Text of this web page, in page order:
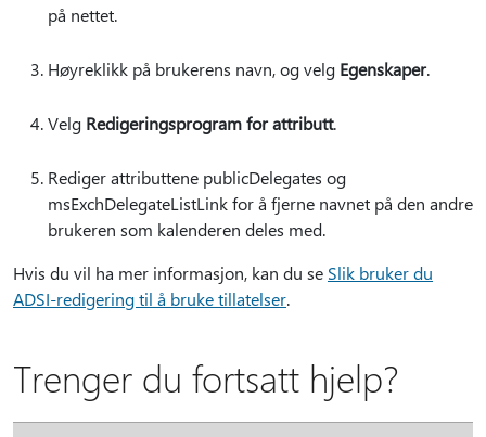
på nettet.
Høyreklikk på brukerens navn, og velg Egenskaper.
Velg Redigeringsprogram for attributt.
Rediger attributtene publicDelegates og
msExchDelegateListLink for å fjerne navnet på den andre
brukeren som kalenderen deles med.
Hvis du vil ha mer informasjon, kan du se Slik bruker du
ADSI-redigering til å bruke tillatelser.
Trenger du fortsatt hjelp?